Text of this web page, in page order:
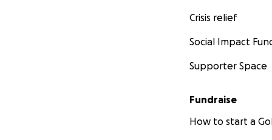
Crisis relief
Social Impact
Supporter Space
Fundraise
How to start a